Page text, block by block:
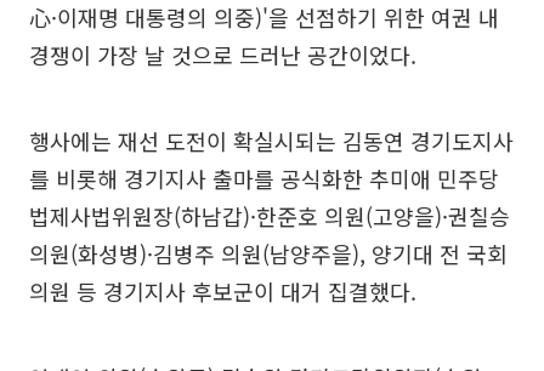
心·이재명 대통령의 의중)'을 선점하기 위한 여권 내
경쟁이 가장 날 것으로 드러난 공간이었다.
행사에는 재선 도전이 확실시되는 김동연 경기도지사
를 비롯해 경기지사 출마를 공식화한 추미애 민주당
법제사법위원장(하남갑)·한준호 의원(고양을)·권칠승
의원(화성병)·김병주 의원(남양주을), 양기대 전 국회
의원 등 경기지사 후보군이 대거 집결했다.